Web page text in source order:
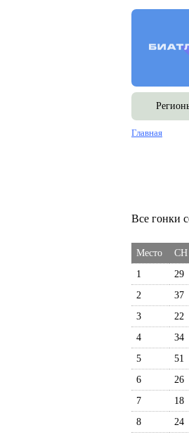
Главная
Все гонки
Место СН
1
29
2
37
3
22
4
34
5
51
6
26
7
18
8
24